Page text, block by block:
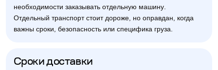
необходимости заказывать отдельную машину.
Отдельный транспорт стоит дороже, но оправдан, когда
важны сроки, безопасность или специфика груза.
Сроки доставки